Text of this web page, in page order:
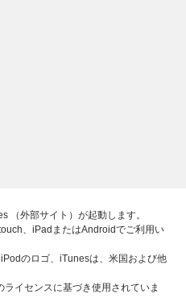
（外部サイト）が起動します。
、iPadまたはAndroidでご利用い
のロゴ、iTunesは、米国および他
イセンスに基づき使用されていま